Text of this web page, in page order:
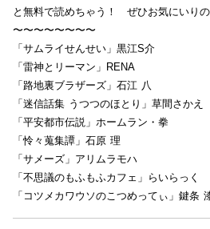
と無料で読めちゃう！ ぜひお気にいり
〜〜〜〜〜〜〜〜
「サムライせんせい」黒江S介
「雷神とリーマン」RENA
「路地裏ブラザーズ」石江 八
「迷信話集 うつつのほとり」草間さかえ
「平安都市伝説」ホームラン・拳
「怜々蒐集譚」石原 理
「サメーズ」アリムラモハ
「不思議のもふもふカフェ」らいらっく
「コツメカワウソのこつめってぃ」鍵条